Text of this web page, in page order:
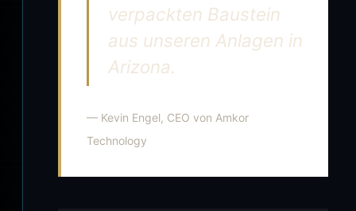
verpackten Baustein
aus unseren Anlagen in
Arizona.
— Kevin Engel, CEO von Amkor
Technology